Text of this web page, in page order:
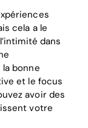
cela a le
dans
bonne
et le focus
avoir des
votre